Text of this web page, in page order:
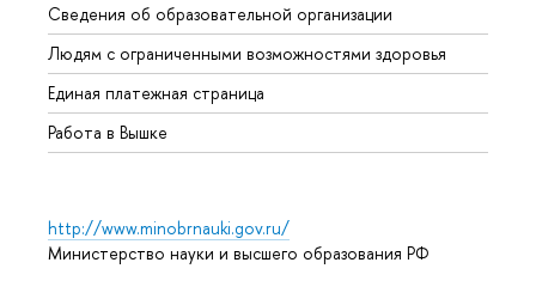
Сведения об образовательной организации
Людям с ограниченными возможностями здоровья
Единая платежная страница
Работа в Вышке
http://www.minobrnauki.gov.ru/
Министерство науки и высшего образования РФ